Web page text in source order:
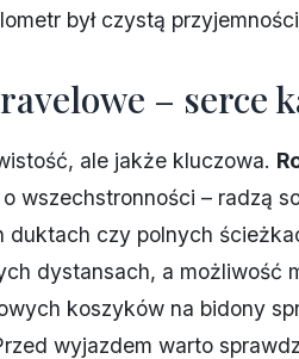
był czystą
– serce
ale jakże kluczowa.
wszechstronności – radzą
duktach czy polnych
dystansach, a możliwość
koszyków na bidony
wyjazdem warto